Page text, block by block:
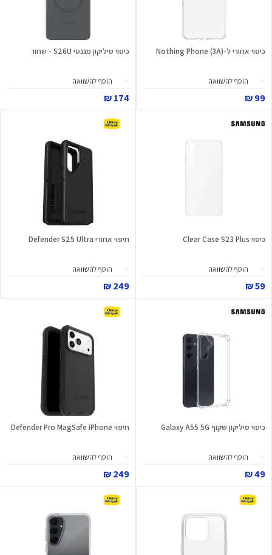
כיסוי אחורי ל-Nothing Phone (3A)
הוסף להשוואה
99 ₪
כיסוי סיליקון מגנטי S26U - שחור
הוסף להשוואה
174 ₪
כיסוי Clear Case S23 Plus
הוסף להשוואה
59 ₪
חיפוי אחורי Defender S25 Ultra
הוסף להשוואה
249 ₪
כיסוי סיליקון שקוף Galaxy A55 5G
הוסף להשוואה
49 ₪
חיפוי Defender Pro MagSafe iPhone
הוסף להשוואה
249 ₪